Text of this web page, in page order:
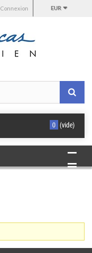
EUR
Connexion
0 (vide)